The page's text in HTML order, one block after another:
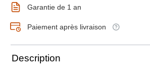
Garantie de 1 an
Paiement après livraison
Description